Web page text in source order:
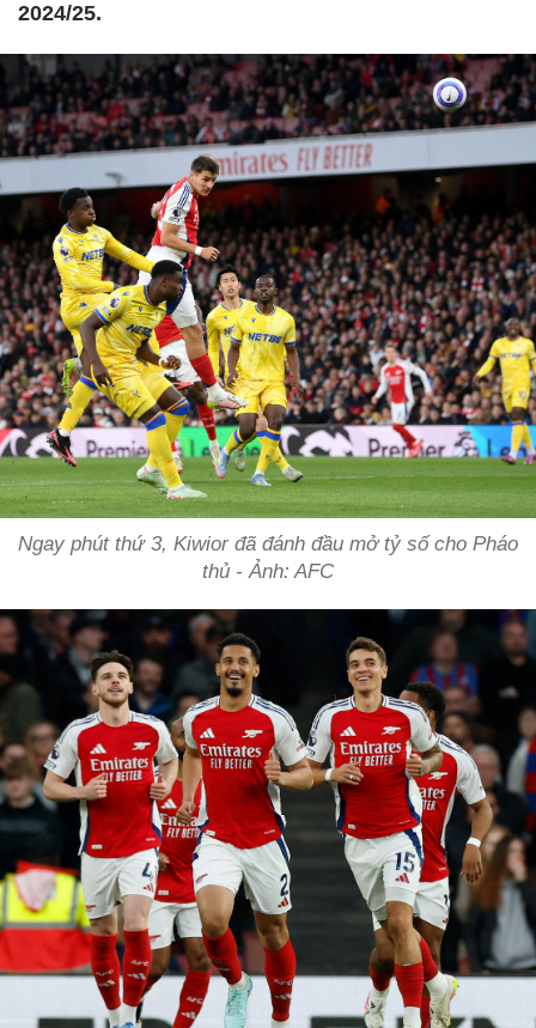
2024/25.
Ngay phút thứ 3, Kiwior đã đánh đầu mở tỷ số cho Pháo
thủ - Ảnh: AFC